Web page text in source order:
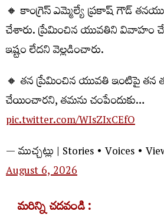
🔸 కాంగ్రెస్ ఎమ్మెల్యే ప్రకాష్ గౌడ్
చేశారు. ప్రేమించిన యువతిని వివాహం
ఇష్టం లేదని వెల్లడించారు.
🔸 తన ప్రేమించిన యువతి ఇంటిపై తన
చేయించారని, తమను చంపేందుకు…
pic.twitter.com/WIsZIxCEfO
— ముచ్చట్లు | Stories • Voices •
August 6, 2026
మరిన్ని చదవండి :